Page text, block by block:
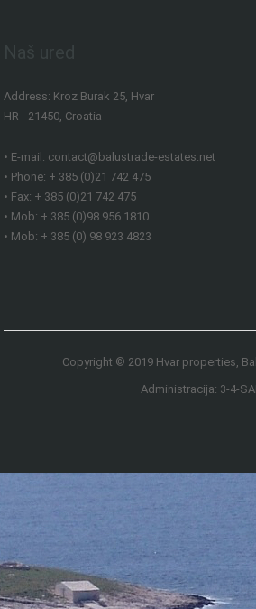
Address: Kroz Burak 25, Hvar
HR - 21450, Croatia
• E-mail: contact@balustrade-estates.net
• Phone: + 385 (0)21 742 475
• Fax: + 385 (0)21 742 475
• Mob: + 385 (0)98 956 1810
• Mob: + 385 (0) 98 923 4823
Copyright © 2019 Hvar properties,
Administracija: 3-4-